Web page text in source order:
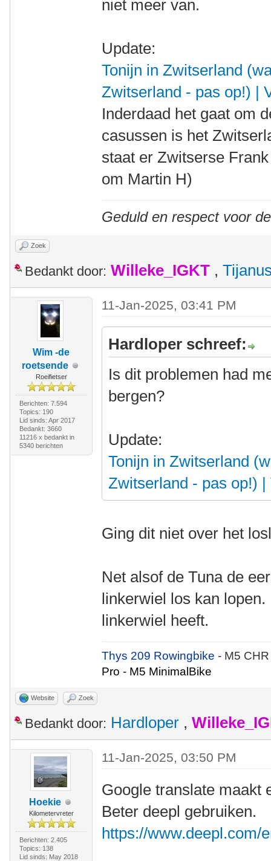
niet meer van.
Update:
Tonijn in Zwitserland
Zwitserland - pas op!) |
Inderdaad het gaat om
casussen is het
staat er Zwitserse
om Martin H)
Geduld en respect voor
Zoek
Bedankt door: Willeke_IGKT ,
Wim -de
roetsende
Roeifietser
Berichten: 7.594
Topics: 190
Lid sinds: Apr 2017
Bedankt: 3660
11216 x bedankt in
5340 berichten
11-Jan-2025, 03:41 PM
Hardloper schreef:
Is dit problemen had
bergen?
Update:
Tonijn in Zwitserland
Zwitserland - pas op!)
Ging dit niet over het
Net alsof de Tuna de
linkerwiel los kan
linkerwiel heeft.
Thys 209 Rowingbike- M5
Pro - M5 MinimalBike
Website Zoek
Bedankt door: Hardloper ,
Hoekie
Kilometervreter
Berichten: 2.405
Topics: 138
Lid sinds: May 2018
11-Jan-2025, 03:50 PM
Google translate maakt
Beter deepl gebruiken.
https://www.deepl.com/